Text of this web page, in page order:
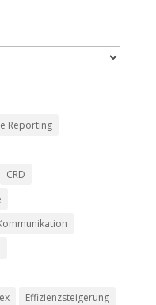
Reporting
CRD
Effizienzsteigerung